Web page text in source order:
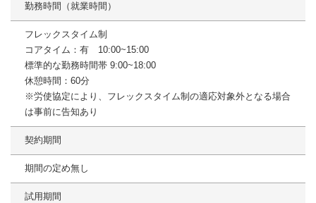
勤務時間（就業時間）
フレックスタイム制
コアタイム：有 10:00~15:00
標準的な勤務時間帯 9:00~18:00
休憩時間：60分
※労使協定により、フレックスタイム制の適応対象外となる場合
は事前に告知あり
契約期間
期間の定め無し
試用期間